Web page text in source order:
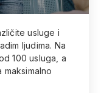
usluge i
ljudima. Na
100 usluga, a